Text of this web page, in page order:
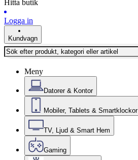
Hitta butik
Logga in
Kundvagn
Meny
Datorer & Kontor
Mobiler, Tablets & Smartklockor
TV, Ljud & Smart Hem
Gaming